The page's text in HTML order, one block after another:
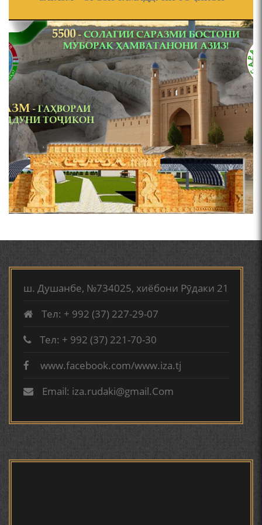
Сайри осорхона - Мирзо
Турсунзода
Мирзо Турсунзода - филми
мустанад
аз сӯхтан дорӣ хабар
МИРЗО
"ЧОНИ ШИРИН".ДАР
ВОЖАҲОИ НУРОНИИ ШЕЪР АНЗУРАТИ МАЛИКЗОД.
ТАСАВВУРИ МАРДУМ ДАР ХУСУСИ ИШҚИ РӮДАКӢ
ФАРИДУН ИСМОИЛОВ.
СЕҲРИ СУХАН ВА ҚУДРАТИ БАЁНИ УСТОД АЙНӢ
АБУАБДУЛЛОҲИ РӮДАКӢ ДАР ТАҲҚИҚИ ТОҶИДДИН
МАРДОНӢ УМРИДДИН ЮСУФӢ ИНСТИТУТИ ЗАБОН
ВА АДАБИЁТИ БА НОМИ РӮДАКИИ АМИТ
ТАҶАССУМИ ҲАСБИ ҲОЛ ДАР ҒАЗАЛИЁТИ КИРОМИ
БУХОРОӢ УСМОНОВА Г.Ф.
БЕРУНӢ ВА НАВРӮЗИ АҶАМ
БЕРУНӢ ВА ЁДКАРДИ ҶАШНИ САДА
САНЪАТҲОИ БАДЕИИ МАЪНОӢ ДАР АШЪОРИ
КАМОЛИ ХУҶАНДӢ ЗУЛФИЯ ИСМАТОВА.
Pages
ш. Душанбе, №734025, хиёбони Рӯдаки 21
Тел: + 992 (37) 227-29-07
Тел: + 992 (37) 221-70-30
www.facebook.com/www.iza.tj
Email: iza.rudaki@gmail.Com